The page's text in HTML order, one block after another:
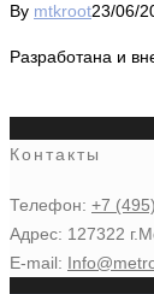
By mtkroot23/06/
Разработана и
Контакты
Телефон: +7
Адрес: 127322
E-mail: